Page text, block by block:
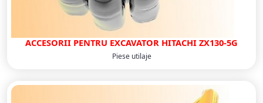
ACCESORII PENTRU EXCAVATOR HITACHI ZX130-5G
Piese utilaje